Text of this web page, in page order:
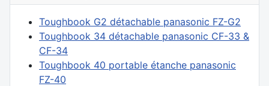
Toughbook G2 détachable panasonic FZ-G2
Toughbook 34 détachable panasonic CF-33 &
CF-34
Toughbook 40 portable étanche panasonic
FZ-40